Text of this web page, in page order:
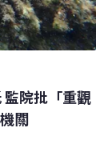
院批「重觀
關